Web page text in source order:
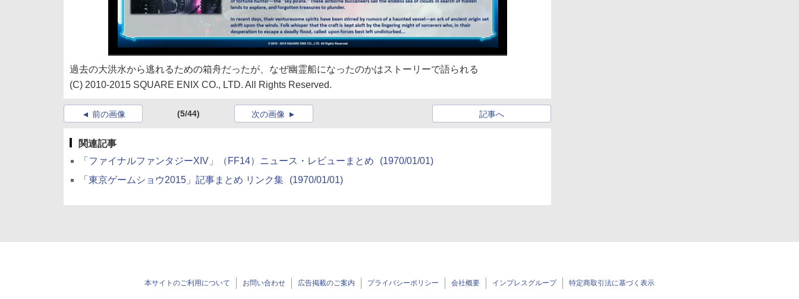
過去の大洪水から逃れるための箱舟だったが、なぜ幽霊船になったのかはストーリーで語られる
(C) 2010-2015 SQUARE ENIX CO., LTD. All Rights Reserved.
前の画像 (5/44) 記事へ
次の画像
関連記事
「ファイナルファンタジーXIV」（FF14）ニュース・レビューまとめ
(1970/01/01)
「東京ゲームショウ2015」記事まとめ リンク集
(1970/01/01)
本サイトのご利用について お問い合わせ 広告掲載のご案内 プライバシーポリシー 会社概要 インプレスグループ 特定商取引法に基づく表示